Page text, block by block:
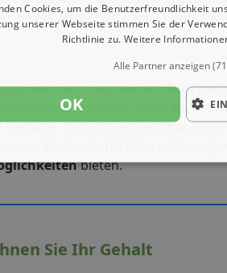
attraktiv für eine breite
Berufe mit attraktiven
Diese Berufe
sind oft vergleichbar,
bieten.
Sie Ihr Gehalt
Cookies, um die Benutzerfreundlichkeit
unserer Webseite stimmen Sie der
Richtlinie zu. Weitere
Alle Partner anzeigen
OK